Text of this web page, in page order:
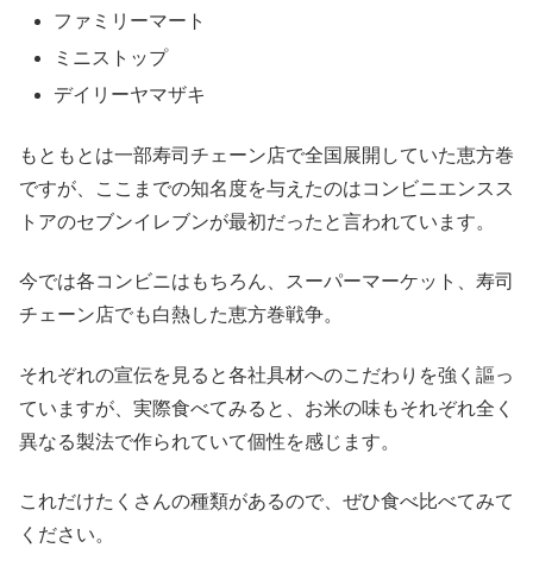
ファミリーマート
ミニストップ
デイリーヤマザキ
もともとは一部寿司チェーン店で全国展開していた恵方巻
ですが、ここまでの知名度を与えたのはコンビニエンスス
トアのセブンイレブンが最初だったと言われています。
今では各コンビニはもちろん、スーパーマーケット、寿司
チェーン店でも白熱した恵方巻戦争。
それぞれの宣伝を見ると各社具材へのこだわりを強く謳っ
ていますが、実際食べてみると、お米の味もそれぞれ全く
異なる製法で作られていて個性を感じます。
これだけたくさんの種類があるので、ぜひ食べ比べてみて
ください。